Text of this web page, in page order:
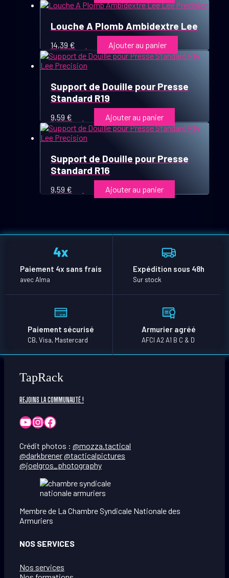
Louche A Plomb Ambidextre Lee
14,39 € Ajouter au panier
Support de Douille pour Presse
Standard R19
9,59 € Ajouter au panier
Support de Douille pour Presse
Standard R16
9,59 € Ajouter au panier
Paiement 4x sans frais
avec Alma
Expédition sous 48h
Sur stock
Paiement sécurisé
CB, Visa, Mastercard
Armurier agréé
AFCI A2 A1 B C & D
TapRack
REJOINS LA COMMUNAUTÉ !
YouTube
Instagram
Facebook
Crédit photos : @mozza.tactical
@darkbrener@tacticalpictures
@joelgros_photography
Membre de La Chambre Syndicale Nationale des
Armuriers
NOS SERVICES
Nos services